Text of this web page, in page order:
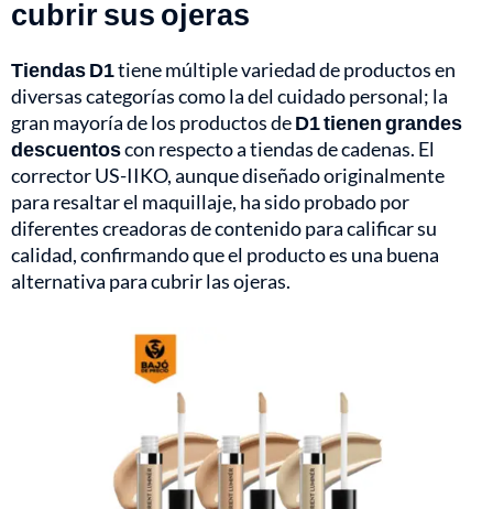
cubrir sus ojeras
Tiendas D1tiene múltiple variedad de productos en
diversas categorías como la del cuidado personal; la
gran mayoría de los productos deD1 tienen grandes
descuentoscon respecto a tiendas de cadenas. El
corrector US-IIKO, aunque diseñado originalmente
para resaltar el maquillaje, ha sido probado por
diferentes creadoras de contenido para calificar su
calidad, confirmando que el producto es una buena
alternativa para cubrir las ojeras.